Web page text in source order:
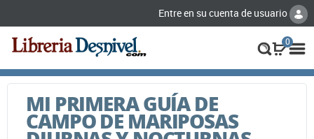
Entre en su cuenta de usuario
0
MI PRIMERA GUÍA DE
CAMPO DE MARIPOSAS